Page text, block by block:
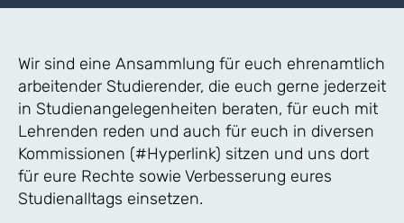
Wir sind eine Ansammlung für euch ehrenamtlich
arbeitender Studierender, die euch gerne jederzeit
in Studienangelegenheiten beraten, für euch mit
Lehrenden reden und auch für euch in diversen
Kommissionen (#Hyperlink) sitzen und uns dort
für eure Rechte sowie Verbesserung eures
Studienalltags einsetzen.